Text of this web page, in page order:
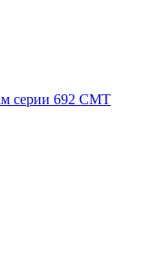
серии 692 CMT